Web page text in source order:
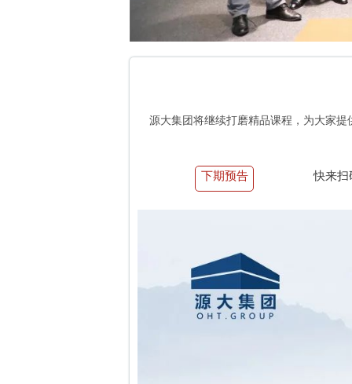
源大集团将继续打磨精品课程，为大家
下期预告 快来